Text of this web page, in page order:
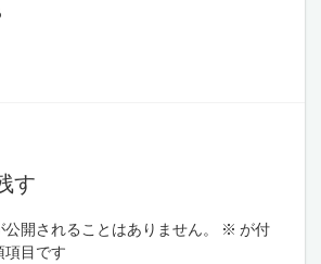
す
開されることはありません。 ※ が付
項目です